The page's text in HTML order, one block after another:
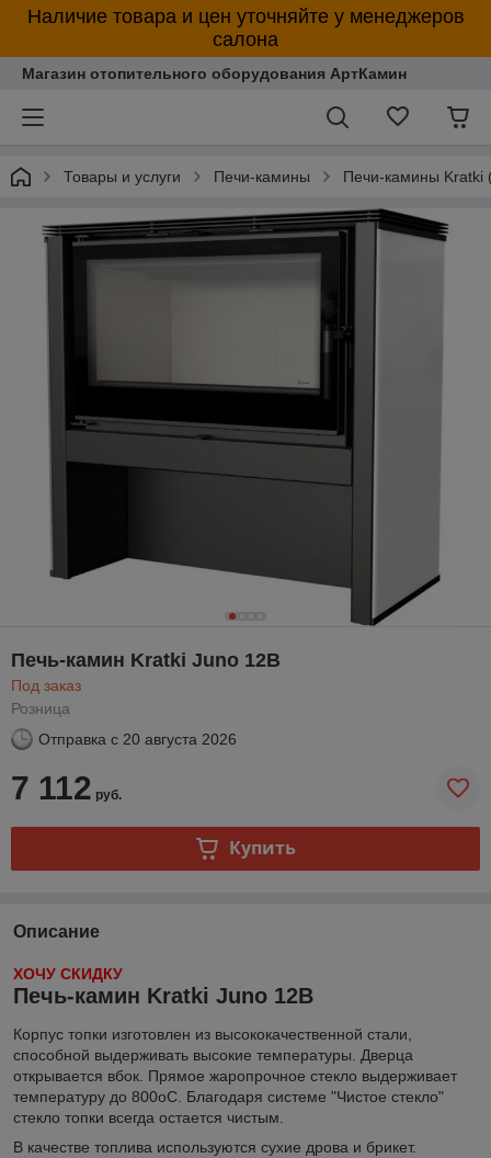
Наличие товара и цен уточняйте у менеджеров
салона
Магазин отопительного оборудования АртКамин
Товары и услуги Печи-камины Печи-камины Kratki
Печь-камин Kratki Juno 12B
Под заказ
Розница
Отправка с 20 августа 2026
7 112 руб.
Купить
Описание
ХОЧУ СКИДКУ
Печь-камин Kratki Juno 12B
Корпус топки изготовлен из высококачественной стали,
способной выдерживать высокие температуры. Дверца
открывается вбок. Прямое жаропрочное стекло выдерживает
температуру до 800оС. Благодаря системе "Чистое стекло"
стекло топки всегда остается чистым.
В качестве топлива используются сухие дрова и брикет.